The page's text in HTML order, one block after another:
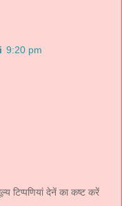
9:20 pm
टिप्पणियां देनें का कष्ट करें